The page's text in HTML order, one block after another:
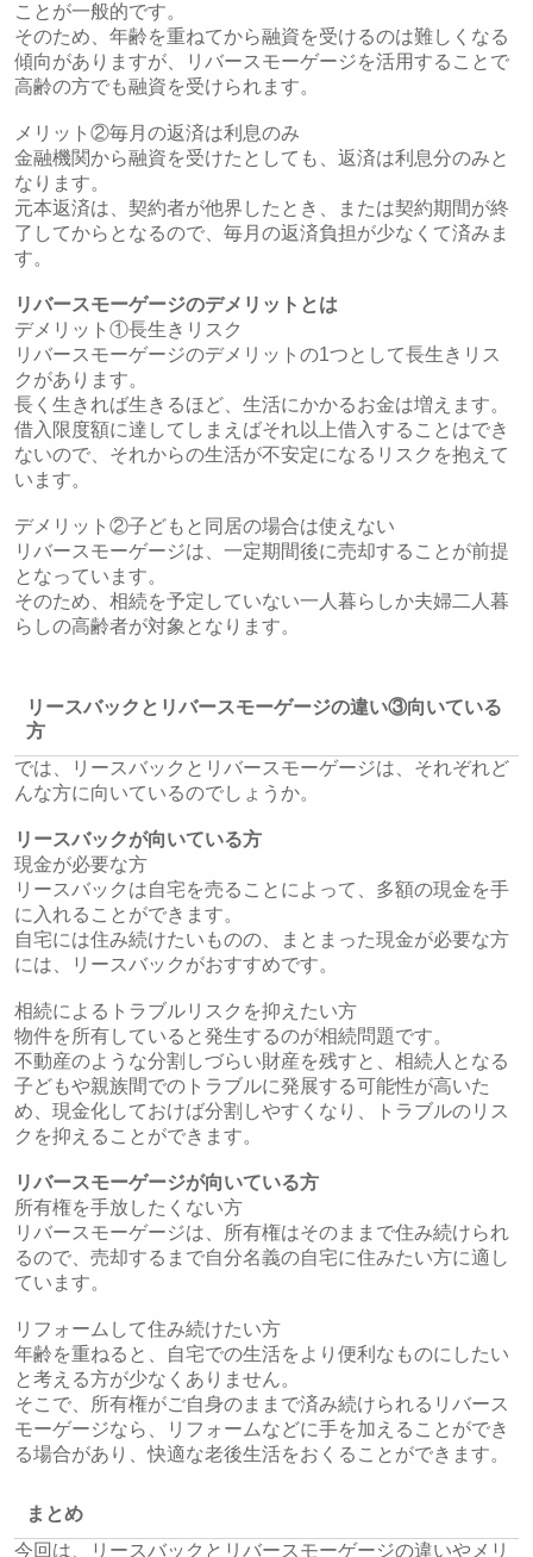
ことが一般的です。
そのため、年齢を重ねてから融資を受けるのは難しくなる
傾向がありますが、リバースモーゲージを活用することで
高齢の方でも融資を受けられます。
メリット②毎月の返済は利息のみ
金融機関から融資を受けたとしても、返済は利息分のみと
なります。
元本返済は、契約者が他界したとき、または契約期間が終
了してからとなるので、毎月の返済負担が少なくて済みま
す。
リバースモーゲージのデメリットとは
デメリット①長生きリスク
リバースモーゲージのデメリットの1つとして長生きリス
クがあります。
長く生きれば生きるほど、生活にかかるお金は増えます。
借入限度額に達してしまえばそれ以上借入することはでき
ないので、それからの生活が不安定になるリスクを抱えて
います。
デメリット②子どもと同居の場合は使えない
リバースモーゲージは、一定期間後に売却することが前提
となっています。
そのため、相続を予定していない一人暮らしか夫婦二人暮
らしの高齢者が対象となります。
リースバックとリバースモーゲージの違い③向いている
方
では、リースバックとリバースモーゲージは、それぞれど
んな方に向いているのでしょうか。
リースバックが向いている方
現金が必要な方
リースバックは自宅を売ることによって、多額の現金を手
に入れることができます。
自宅には住み続けたいものの、まとまった現金が必要な方
には、リースバックがおすすめです。
相続によるトラブルリスクを抑えたい方
物件を所有していると発生するのが相続問題です。
不動産のような分割しづらい財産を残すと、相続人となる
子どもや親族間でのトラブルに発展する可能性が高いた
め、現金化しておけば分割しやすくなり、トラブルのリス
クを抑えることができます。
リバースモーゲージが向いている方
所有権を手放したくない方
リバースモーゲージは、所有権はそのままで住み続けられ
るので、売却するまで自分名義の自宅に住みたい方に適し
ています。
リフォームして住み続けたい方
年齢を重ねると、自宅での生活をより便利なものにしたい
と考える方が少なくありません。
そこで、所有権がご自身のままで済み続けられるリバース
モーゲージなら、リフォームなどに手を加えることができ
る場合があり、快適な老後生活をおくることができます。
まとめ
今回は、リースバックとリバースモーゲージの違いやメリ